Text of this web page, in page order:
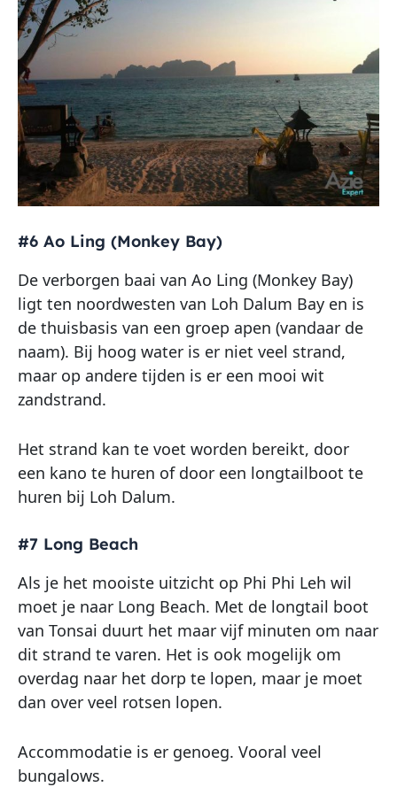
#6 Ao Ling (Monkey Bay)
De verborgen baai van Ao Ling (Monkey Bay)
ligt ten noordwesten van Loh Dalum Bay en is
de thuisbasis van een groep apen (vandaar de
naam). Bij hoog water is er niet veel strand,
maar op andere tijden is er een mooi wit
zandstrand.
Het strand kan te voet worden bereikt, door
een kano te huren of door een longtailboot te
huren bij Loh Dalum.
#7 Long Beach
Als je het mooiste uitzicht op Phi Phi Leh wil
moet je naar Long Beach. Met de longtail boot
van Tonsai duurt het maar vijf minuten om naar
dit strand te varen. Het is ook mogelijk om
overdag naar het dorp te lopen, maar je moet
dan over veel rotsen lopen.
Accommodatie is er genoeg. Vooral veel
bungalows.